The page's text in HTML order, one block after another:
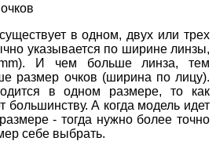
в одном, двух или трех
указывается по ширине линзы,
И чем больше линза, тем
размер очков (ширина по лицу).
в одном размере, то как
большинству. А когда модель идет
- тогда нужно более точно
себе выбрать.